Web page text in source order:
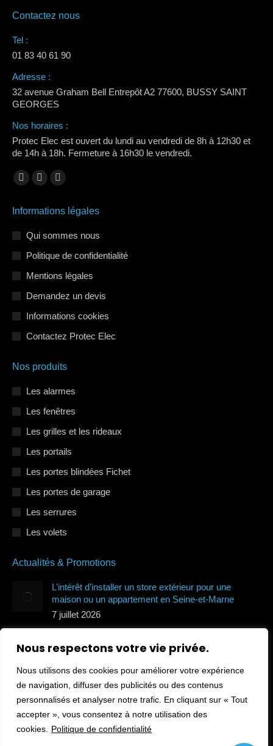
Nous respectons votre vie privée.
Nous utilisons des cookies pour améliorer votre expérience
de navigation, diffuser des publicités ou des contenus
personnalisés et analyser notre trafic. En cliquant sur « Tout
accepter », vous consentez à notre utilisation des
cookies.
Politique de confidentialité
Contactez nous
Tel :
01 83 40 61 90
Adresse :
32 avenue Graham Bell Entrepôt A2 77600, BUSSY SAINT
GEORGES
Nos horaires :
Protec Elec est ouvert du lundi au vendredi de 8h à 12h30 et
de 14h à 18h. Fermeture à 16h30 le vendredi.
Trouvez nous sur :
La
Facebook
s'ouvre
nouvelle
fenêtre
La
LinkedIn
s'ouvre
nouvelle
fenêtre
La
Instagram
s'ouvre
nouvelle
fenêtre
Informations légales
Qui sommes nous
Politique de confidentialité
Mentions légales
Demandez un devis
Informations cookies
Contactez Protec Elec
Nos produits
Les alarmes
Les fenêtres
Les grilles et les rideaux
Les portails
Les portes blindées Fichet
Les portes de garage
Les serrures
Les volets
Actualités & Promotions
L’intérêt d’installer un store extérieur pour une
maison ou un appartement en Seine-et-Marne
7 juillet 2026
la canicule en Île-de-France ?
Comment sécuriser sa maison en Île-de-France
pendant les vacances ?
10 juin 2026